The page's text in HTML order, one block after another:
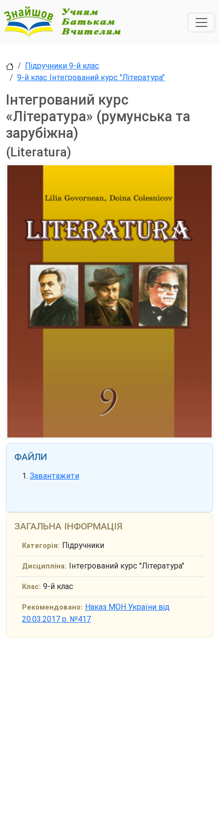
Підручники 9-й клас
9-й клас Інтегрований курс "Література"
Інтегрований курс
«Література» (румунська та
зарубіжна)
(Literatura)
ФАЙЛИ
Завантажити
ЗАГАЛЬНА ІНФОРМАЦІЯ
Категорія: Підручники
Дисципліна: Інтегрований курс "Література"
Клас: 9-й клас
Рекомендовано: Наказ МОН України від
20.03.2017 р. №417